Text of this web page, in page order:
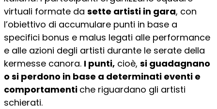
virtuali formate da sette artisti in gara, con
l’obiettivo di accumulare punti in base a
specifici bonus e malus legati alle performance
e alle azioni degli artisti durante le serate della
kermesse canora. I punti, cioè, si guadagnano
o si perdono in base a determinati eventi e
comportamenti che riguardano gli artisti
schierati.